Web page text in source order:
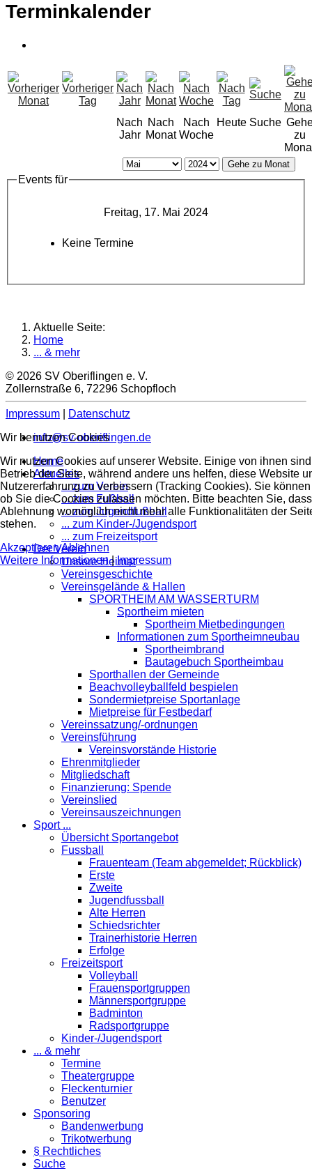
Terminkalender
Nach
Jahr
Nach
Monat
Nach
Woche
Heute Suche
zu
Gehe zu Monat
Events für
Freitag, 17. Mai 2024
Keine Termine
Aktuelle Seite:
Home
... & mehr
© 2026 SV Oberiflingen e. V.
Zollernstraße 6, 72296 Schopfloch
Impressum
Datenschutz
info@sv-oberiflingen.de
Home
Aktuelles
... zum Verein
... zum Fußball
... zum Jugendfußball
... zum Kinder-/Jugendsport
... zum Freizeitsport
Der Verein
Unsere Heimat
Vereinsgeschichte
Vereinsgelände & Hallen
SPORTHEIM AM WASSERTURM
Sportheim mieten
Sportheim Mietbedingungen
Informationen zum Sportheimneubau
Sportheimbrand
Bautagebuch Sportheimbau
Sporthallen der Gemeinde
Beachvolleyballfeld bespielen
Sondermietpreise Sportanlage
Mietpreise für Festbedarf
Vereinssatzung/-ordnungen
Vereinsführung
Vereinsvorstände Historie
Ehrenmitglieder
Mitgliedschaft
Finanzierung: Spende
Vereinslied
Vereinsauszeichnungen
Sport ...
Übersicht Sportangebot
Fussball
Frauenteam (Team abgemeldet; Rückblick)
Erste
Zweite
Jugendfussball
Alte Herren
Schiedsrichter
Trainerhistorie Herren
Erfolge
Freizeitsport
Volleyball
Frauensportgruppen
Männersportgruppe
Badminton
Radsportgruppe
Kinder-/Jugendsport
... & mehr
Termine
Theatergruppe
Fleckenturnier
Benutzer
Sponsoring
Bandenwerbung
Trikotwerbung
§ Rechtliches
Suche
Wir benutzen Cookies
Wir nutzen Cookies auf unserer Website. Einige von ihnen
Betrieb der Seite, während andere uns helfen, diese Website
Nutzererfahrung zu verbessern (Tracking Cookies). Sie
ob Sie die Cookies zulassen möchten. Bitte beachten Sie,
Ablehnung womöglich nicht mehr alle Funktionalitäten der
stehen.
AkzeptierenAblehnen
Weitere Informationen|Impressum